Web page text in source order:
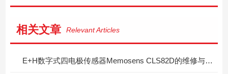
相关文章 Relevant Articles
E+H数字式四电极传感器Memosens CLS82D的维修与保养